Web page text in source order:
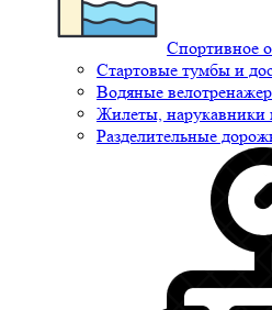
Спортивное
Стартовые тумбы и
Водяные
Жилеты, нарукавники
Разделительные